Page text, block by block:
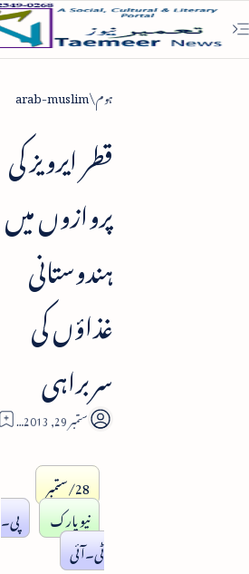
ہوم arab-muslim
قطر ایرویز کی
پروازوں میں
ہندوستانی
غذاؤں کی
سربراہی
1
28/ستمبر
نیویارک
پی۔
ٹی۔آئی